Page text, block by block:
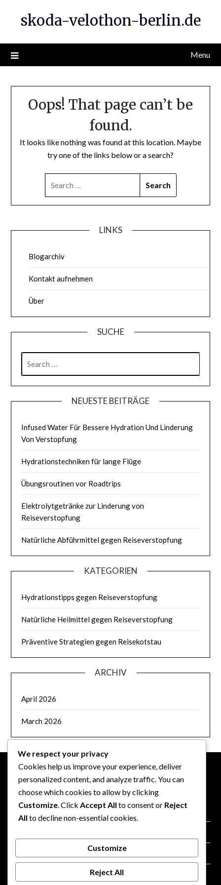
skoda-velothon-berlin.de
Menu
Oops! That page can’t be
found.
It looks like nothing was found at this location. Maybe
try one of the links below or a search?
LINKS
Blogarchiv
Kontakt aufnehmen
Über
SUCHE
FOR:
NEUESTE BEITRÄGE
Infused Water Für Bessere Hydration Und Linderung
Von Verstopfung
Hydrationstechniken für lange Flüge
Übungsroutinen vor Roadtrips
Elektrolytgetränke zur Linderung von
Reiseverstopfung
Natürliche Abführmittel gegen Reiseverstopfung
KATEGORIEN
Hydrationstipps gegen Reiseverstopfung
Natürliche Heilmittel gegen Reiseverstopfung
Präventive Strategien gegen Reisekotstau
ARCHIV
April 2026
March 2026
RECHTLICHES
Cookie-Richtlinie
Allgemeine Geschäftsbedingungen
We respect your privacy
Cookies help us improve your experience, deliver
personalized content, and analyze traffic. You can
choose which cookies to allow by clicking
Customize . Click Accept All to consent or Reject
All to decline non-essential cookies.
Customize
Reject All